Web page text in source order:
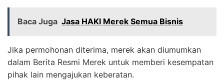
Baca Juga Jasa HAKI Merek Semua Bisnis
Jika permohonan diterima, merek akan diumumkan
dalam Berita Resmi Merek untuk memberi kesempatan
pihak lain mengajukan keberatan.